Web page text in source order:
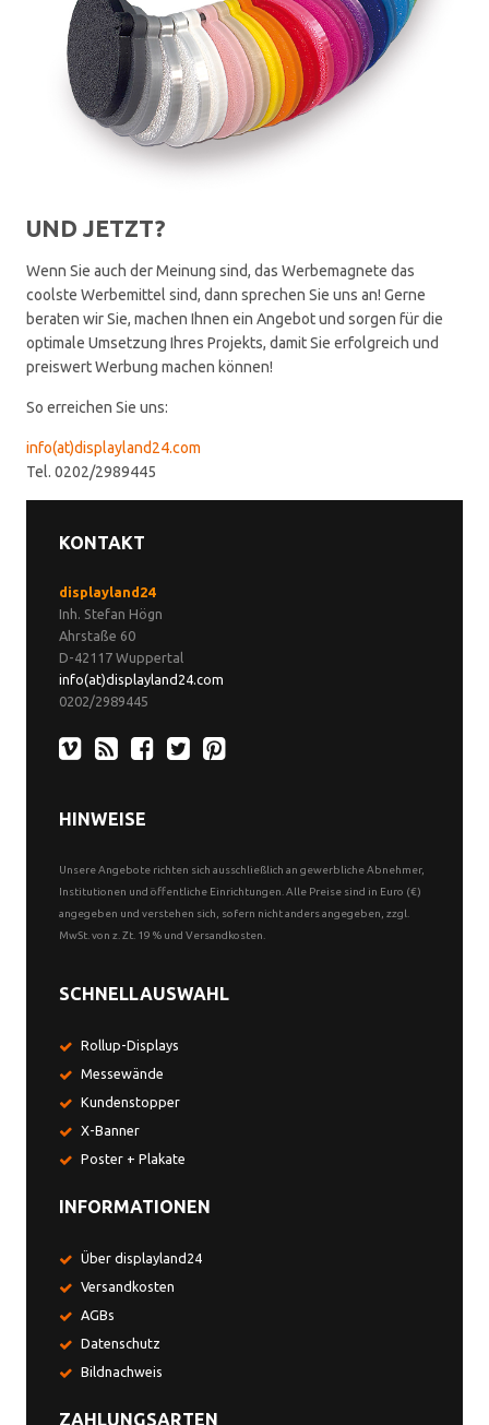
UND JETZT?
Wenn Sie auch der Meinung sind, das Werbemagnete das
coolste Werbemittel sind, dann sprechen Sie uns an! Gerne
beraten wir Sie, machen Ihnen ein Angebot und sorgen für die
optimale Umsetzung Ihres Projekts, damit Sie erfolgreich und
preiswert Werbung machen können!
So erreichen Sie uns:
info(at)displayland24.com
Tel. 0202/2989445
KONTAKT
displayland24
Inh. Stefan Högn
Ahrstaße 60
D-42117 Wuppertal
info(at)displayland24.com
0202/2989445
HINWEISE
Unsere Angebote richten sich ausschließlich an gewerbliche Abnehmer,
Institutionen und öffentliche Einrichtungen. Alle Preise sind in Euro (€)
angegeben und verstehen sich, sofern nicht anders angegeben, zzgl.
MwSt. von z. Zt. 19 % und Versandkosten.
SCHNELLAUSWAHL
Rollup-Displays
Messewände
Kundenstopper
X-Banner
Poster + Plakate
INFORMATIONEN
Über displayland24
Versandkosten
AGBs
Datenschutz
Bildnachweis
ZAHLUNGSARTEN